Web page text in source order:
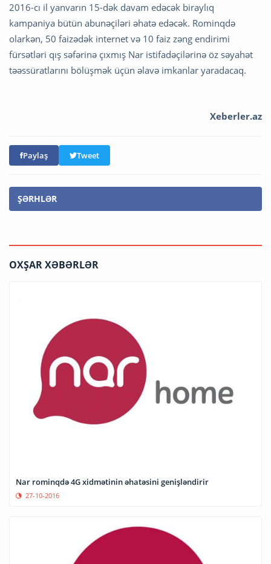
2016-cı il yanvarın 15-dək davam edəcək biraylıq
kampaniya bütün abunəçiləri əhatə edəcək. Rominqdə
olarkən, 50 faizədək internet və 10 faiz zəng endirimi
fürsətləri qış səfərinə çıxmış Nar istifadəçilərinə öz səyahət
təəssüratlarını bölüşmək üçün əlavə imkanlar yaradacaq.
Xeberler.az
Paylaş Tweet
ŞƏRHLƏR
OXŞAR XƏBƏRLƏR
Nar rominqdə 4G xidmətinin əhatəsini genişləndirir
27-10-2016